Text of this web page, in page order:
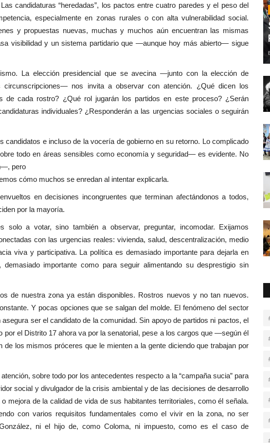
candidaturas “heredadas”, los pactos entre cuatro paredes y el peso del
especialmente en zonas rurales o con alta vulnerabilidad social.
y propuestas nuevas, muchas y muchos aún encuentran las mismas
visibilidad y un sistema partidario que —aunque hoy más abierto— sigue
La elección presidencial que se avecina —junto con la elección de
circunscripciones— nos invita a observar con atención. ¿Qué dicen los
de cada rostro? ¿Qué rol jugarán los partidos en este proceso? ¿Serán
individuales? ¿Responderán a las urgencias sociales o seguirán
candidatos e incluso de la vocería de gobierno en su retorno. Lo complicado
todo en áreas sensibles como economía y seguridad— es evidente. No
pero
cómo muchos se enredan al intentar explicarla.
en decisiones incongruentes que terminan afectándonos a todos,
por la mayoría.
a votar, sino también a observar, preguntar, incomodar. Exijamos
con las urgencias reales: vivienda, salud, descentralización, medio
viva y participativa. La política es demasiado importante para dejarla en
importante como para seguir alimentando su desprestigio sin
de nuestra zona ya están disponibles. Rostros nuevos y no tan nuevos.
Y pocas opciones que se salgan del molde. El fenómeno del sector
ser el candidato de la comunidad. Sin apoyo de partidos ni pactos, el
por el Distrito 17 ahora va por la senatorial, pese a los cargos que —según él
los mismos próceres que le mienten a la gente diciendo que trabajan por
sobre todo por los antecedentes respecto a la “campaña sucia” para
social y divulgador de la crisis ambiental y de las decisiones de desarrollo
mejora de la calidad de vida de sus habitantes territoriales, como él señala.
con varios requisitos fundamentales como el vivir en la zona, no ser
ni el hijo de, como Coloma, ni impuesto, como es el caso de